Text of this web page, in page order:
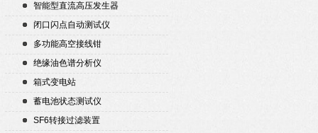
智能型直流高压发生器
闭口闪点自动测试仪
多功能高空接线钳
绝缘油色谱分析仪
箱式变电站
蓄电池状态测试仪
SF6转接过滤装置